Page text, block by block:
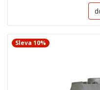
Sleva 10%